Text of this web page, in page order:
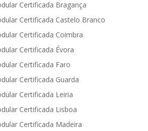
Certificada Bragança
Certificada Castelo Branco
Certificada Coimbra
Certificada Évora
Certificada Faro
Certificada Guarda
Certificada Leiria
Certificada Lisboa
Certificada Madeira